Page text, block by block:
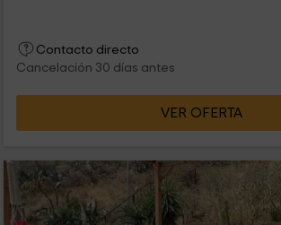
Contacto directo
Cancelación 30 días antes
VER OFERTA